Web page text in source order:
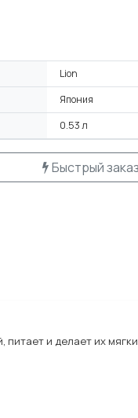
Lion
Япония
0.53 л
Быстрый заказ
питает и делает их